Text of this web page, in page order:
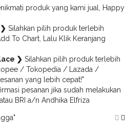
produk yang kami jual, Happy
Silahkan pilih produk terlebih
To Chart, Lalu Klik Keranjang
❯ Silahkan pilih produk terlebih
/ Tokopedia / Lazada /
yang lebih cepat!"
pesanan jika sudah melakukan
BRI a/n Andhika Elfriza